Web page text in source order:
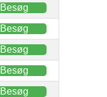
Besøg
Besøg
Besøg
Besøg
Besøg